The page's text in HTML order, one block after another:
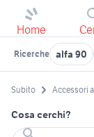
Home
Ricerche alfa 90
Subito Accessori
Cosa cerchi?